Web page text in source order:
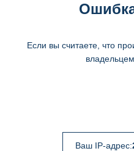
Если вы считаете, что
Ваш IP-адрес: